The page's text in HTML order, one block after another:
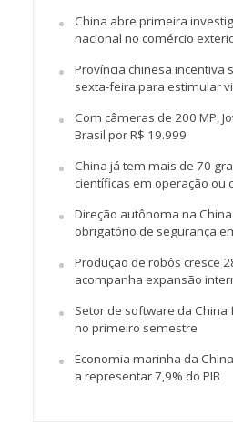
China abre primeira
nacional no comércio
Província chinesa incentiva
sexta-feira para estimular
Com câmeras de 200 MP,
Brasil por R$ 19.999
China já tem mais de 70
científicas em operação ou
Direção autônoma na
obrigatório de segurança
Produção de robôs cresce
acompanha expansão
Setor de software da China
no primeiro semestre
Economia marinha da
a representar 7,9% do PIB